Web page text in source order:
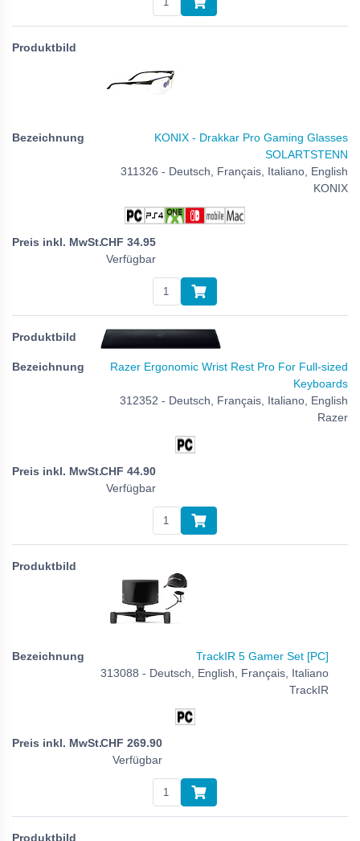
KONIX - Drakkar Pro Gaming Glasses
SOLARTSTENN
311326 - Deutsch, Français, Italiano, English
KONIX
CHF 34.95
Verfügbar
Razer Ergonomic Wrist Rest Pro For Full-sized
Keyboards
312352 - Deutsch, Français, Italiano, English
Razer
CHF 44.90
Verfügbar
TrackIR 5 Gamer Set [PC]
313088 - Deutsch, English, Français, Italiano
TrackIR
CHF 269.90
Verfügbar